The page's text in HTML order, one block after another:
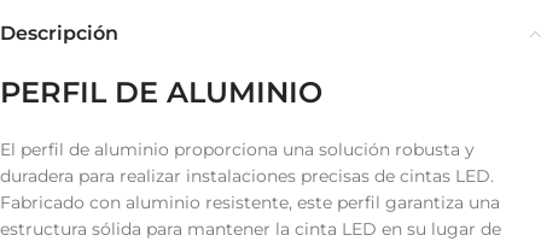
Descripción
PERFIL DE ALUMINIO
El perfil de aluminio proporciona una solución robusta y
duradera para realizar instalaciones precisas de cintas LED.
Fabricado con aluminio resistente, este perfil garantiza una
estructura sólida para mantener la cinta LED en su lugar de